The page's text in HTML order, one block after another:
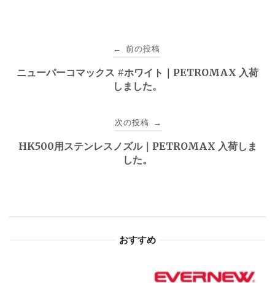
稿
ゲ
← 前の投稿
ニューパーコマックス #ホワイト｜PETROMAX 入荷
しました。
次の投稿 →
HK500用ステンレスノズル｜PETROMAX 入荷しま
した。
おすすめ